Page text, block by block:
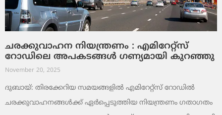
ചരക്കുവാഹന നിയന്ത്രണം : എമിറേറ്റ്സ്
റോഡിലെ അപകടങ്ങൾ ഗണ്യമായി കുറഞ്ഞു
November 20, 2025
ദുബായ്: തിരക്കേറിയ സമയങ്ങളിൽ എമിറേറ്റ്സ് റോഡിൽ
ചരക്കുവാഹനങ്ങൾക്ക് ഏർപ്പെടുത്തിയ നിയന്ത്രണം ഗതാഗതം